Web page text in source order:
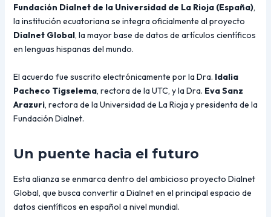
Fundación Dialnet de la Universidad de La Rioja (España),
la institución ecuatoriana se integra oficialmente al proyecto
Dialnet Global, la mayor base de datos de artículos científicos
en lenguas hispanas del mundo.
El acuerdo fue suscrito electrónicamente por la Dra. Idalia
Pacheco Tigselema, rectora de la UTC, y la Dra. Eva Sanz
Arazuri, rectora de la Universidad de La Rioja y presidenta de la
Fundación Dialnet.
Un puente hacia el futuro
Esta alianza se enmarca dentro del ambicioso proyecto Dialnet
Global, que busca convertir a Dialnet en el principal espacio de
datos científicos en español a nivel mundial.